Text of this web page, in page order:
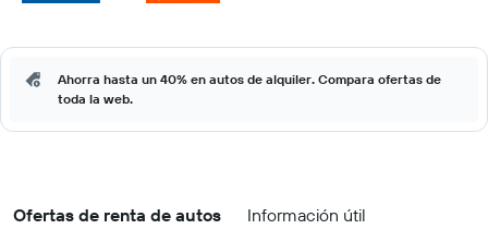
Ahorra hasta un 40% en autos de alquiler. Compara ofertas de
toda la web.
Ofertas de renta de autos Información útil